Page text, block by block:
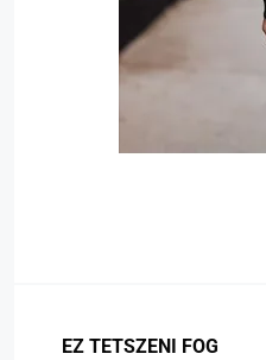
EZ TETSZENI FOG